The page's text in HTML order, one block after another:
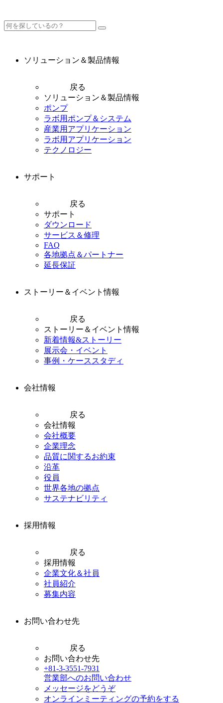
ソリューション＆製品情報
戻る
ソリューション＆製品情報
ポンプ
ラボ用ポンプ＆システム
産業用アプリケーション
ラボ用アプリケーション
テクノロジー
サポート
戻る
サポート
ダウンロード
サービス＆修理
FAQ
各地拠点＆パートナー
延長保証
ストーリー＆イベント情報
戻る
ストーリー＆イベント情報
新着情報&ストーリー
展示会・イベント
事例・ケーススタディ
会社情報
戻る
会社情報
会社概要
企業理念
品質に関するお約束
沿革
役員
世界各地の拠点
サステナビリティ
採用情報
戻る
採用情報
企業文化＆社員
社員紹介
募集内容
お問い合わせ先
戻る
お問い合わせ先
+81-3-3551-7931
営業部へのお問い合わせ
メッセージをどうぞ
オンラインミーティングの予約をする